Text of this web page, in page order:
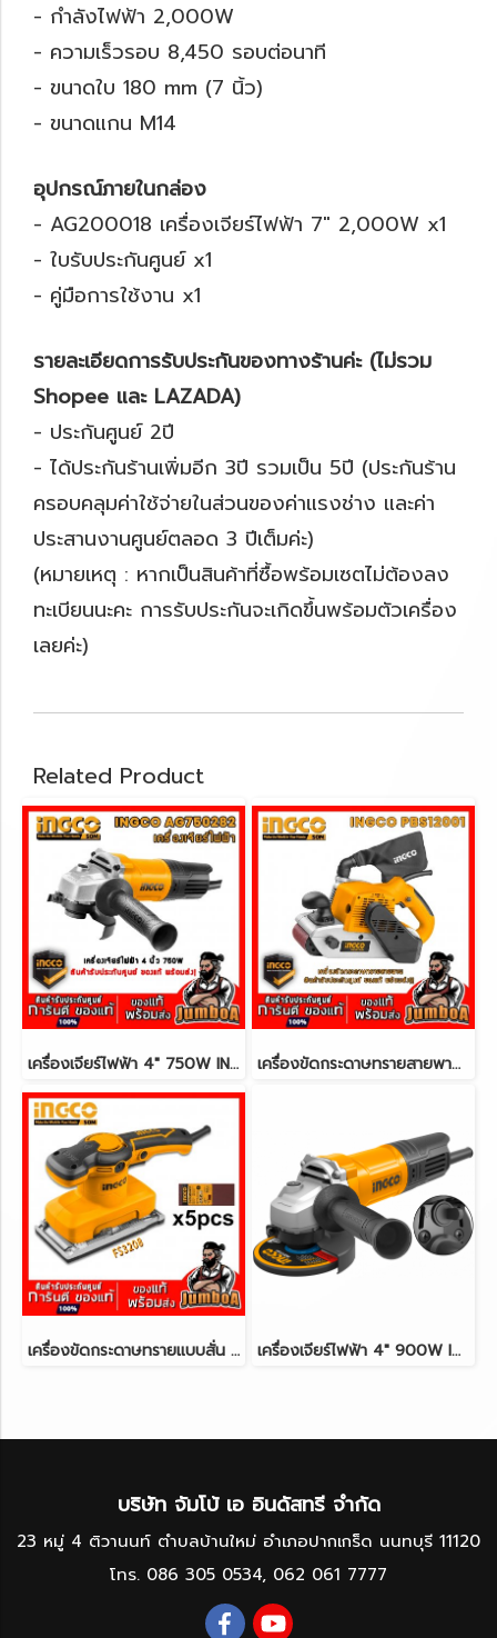
- กำลังไฟฟ้า 2,000W
- ความเร็วรอบ 8,450 รอบต่อนาที
- ขนาดใบ 180 mm (7 นิ้ว)
- ขนาดแกน M14
อุปกรณ์ภายในกล่อง
- AG200018 เครื่องเจียร์ไฟฟ้า 7" 2,000W x1
- ใบรับประกันศูนย์ x1
- คู่มือการใช้งาน x1
รายละเอียดการรับประกันของทางร้านค่ะ (ไม่รวม
Shopee และ LAZADA)
- ประกันศูนย์ 2ปี
- ได้ประกันร้านเพิ่มอีก 3ปี รวมเป็น 5ปี (ประกันร้าน
ครอบคลุมค่าใช้จ่ายในส่วนของค่าแรงช่าง และค่า
ประสานงานศูนย์ตลอด 3 ปีเต็มค่ะ)
(หมายเหตุ : หากเป็นสินค้าที่ซื้อพร้อมเซตไม่ต้องลง
ทะเบียนนะคะ การรับประกันจะเกิดขึ้นพร้อมตัวเครื่อง
เลยค่ะ)
Related Product
เครื่องเจียร์ไฟฟ้า 4" 750W INGCO AG750282 เครื่องขัดกระดาษทรายสายพาน 1,200W INGCO PBS12001
เครื่องขัดกระดาษทรายแบบสั่น 320W INGCO FS3208 เครื่องเจียร์ไฟฟ้า 4" 900W INGCO AG900282
บริษัท จัมโบ้ เอ อินดัสทรี จำกัด
23 หมู่ 4 ติวานนท์ ตำบลบ้านใหม่ อำเภอปากเกร็ด นนทบุรี 11120
โทร. 086 305 0534, 062 061 7777